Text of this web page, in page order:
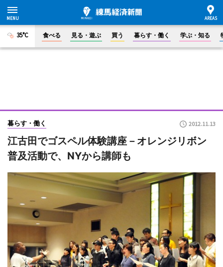
35°C 食べる 見る・遊ぶ 買う 暮らす・働く 学ぶ・知る
暮らす・働く 2012.11.13
江古田でゴスペル体験講座－オレンジリボン
普及活動で、NYから講師も